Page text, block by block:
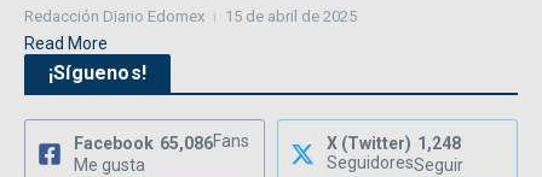
Redacción Diario Edomex 15 de abril de 2025
Read More
¡Síguenos!
Facebook 65,086Fans
Me gusta
X (Twitter) 1,248
SeguidoresSeguir